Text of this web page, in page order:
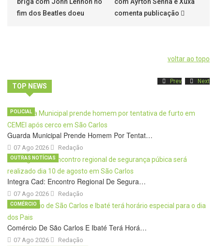
briga com John Lennon no
fim dos Beatles doeu
com Ayrton Senna e Xuxa
comenta publicação
voltar ao topo
TOP NEWS
Prev Next
Guarda Municipal Prende Homem Por Tentat…
07 Ago 2026
POLICIAL
Redação
Integra Cad: Encontro Regional De Segura…
07 Ago 2026
OUTRAS NOTÍCIAS
Redação
Comércio De São Carlos E Ibaté Terá Horá…
07 Ago 2026
COMÉRCIO
Redação